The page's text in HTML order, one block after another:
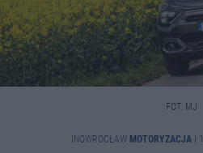
FOT. MJ
INOWROCŁAW MOTORYZACJA